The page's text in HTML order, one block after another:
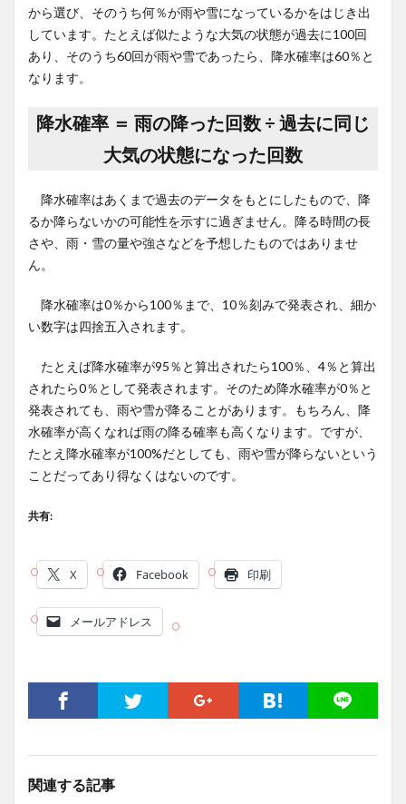
から選び、そのうち何％が雨や雪になっているかをはじき出
しています。たとえば似たような大気の状態が過去に100回
あり、そのうち60回が雨や雪であったら、降水確率は60％と
なります。
降水確率 ＝ 雨の降った回数 ÷ 過去に同じ
大気の状態になった回数
降水確率はあくまで過去のデータをもとにしたもので、降
るか降らないかの可能性を示すに過ぎません。降る時間の長
さや、雨・雪の量や強さなどを予想したものではありませ
ん。
降水確率は0％から100％まで、10％刻みで発表され、細か
い数字は四捨五入されます。
たとえば降水確率が95％と算出されたら100％、4％と算出
されたら0％として発表されます。そのため降水確率が0％と
発表されても、雨や雪が降ることがあります。もちろん、降
水確率が高くなれば雨の降る確率も高くなります。ですが、
たとえ降水確率が100%だとしても、雨や雪が降らないという
ことだってあり得なくはないのです。
共有:
X Facebook 印刷
メールアドレス
関連する記事